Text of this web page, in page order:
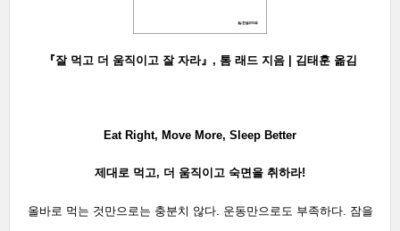
『잘 먹고 더 움직이고 잘 자라』, 톰 래드 지음 | 김태훈 옮김
Eat Right, Move More, Sleep Better
제대로 먹고, 더 움직이고 숙면을 취하라!
올바로 먹는 것만으로는 충분치 않다. 운동만으로도 부족하다. 잠을